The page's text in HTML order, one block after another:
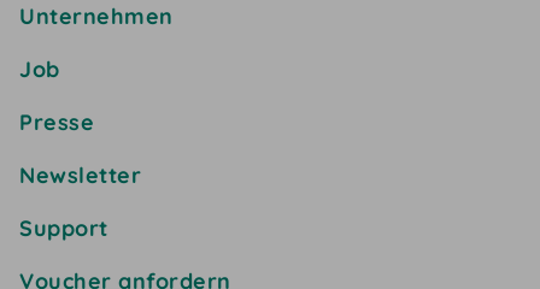
Unternehmen
Job
Presse
Newsletter
Support
Voucher anfordern